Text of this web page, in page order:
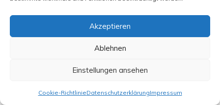
Akzeptieren
Ablehnen
Einstellungen ansehen
Cookie-RichtlinieDatenschutzerklärungImpressum
Job für Eintracht Frankfurt gemacht, der Eintracht
Frankfurt sportlich nach vorne gebracht und uns viel
Freude bereitet hat. Letztlich handelte es sich aber auch
erledigt hat, als z. B. seine Kollegen Jochen Schneider
Eintracht Frankfurt in absolute Demut zu verfallen. Es ist